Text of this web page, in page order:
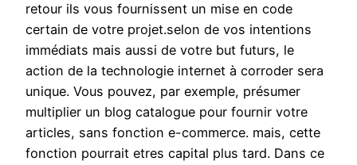
retour ils vous fournissent un mise en code
certain de votre projet.selon de vos intentions
immédiats mais aussi de votre but futurs, le
action de la technologie internet à corroder sera
unique. Vous pouvez, par exemple, présumer
multiplier un blog catalogue pour fournir votre
articles, sans fonction e-commerce. mais, cette
fonction pourrait etres capital plus tard. Dans ce